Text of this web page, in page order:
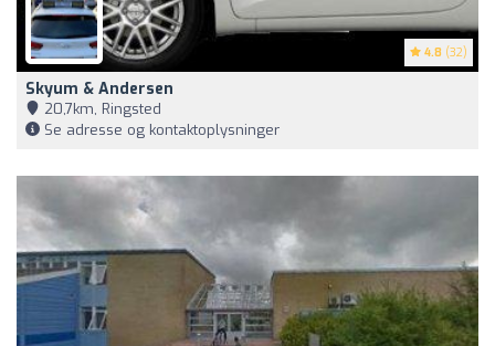
4.8 (32)
Skyum & Andersen
20,7km, Ringsted
Se adresse og kontaktoplysninger